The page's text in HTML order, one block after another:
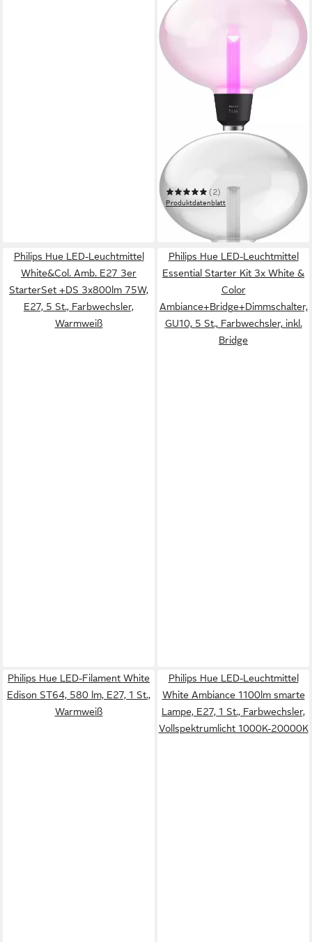
PHILIPS HUE
LED-Leuchtmittel White and
Ellipse 500lm
(2)
Produktdatenblatt
99,99 €
in 1-2 Werktagen bei dir
Philips Hue LED-Leuchtmittel
White&Col. Amb. E27 3er
StarterSet +DS 3x800lm 75W,
E27, 5 St., Farbwechsler,
Warmweiß
Philips Hue LED-Leuchtmittel
Essential Starter Kit 3x White &
Color
Ambiance+Bridge+Dimmschalter,
GU10, 5 St., Farbwechsler, inkl.
Bridge
Philips Hue LED-Filament White
Edison ST64, 580 lm, E27, 1 St.,
Warmweiß
Philips Hue LED-Leuchtmittel
White Ambiance 1100lm smarte
Lampe, E27, 1 St., Farbwechsler,
Vollspektrumlicht 1000K-20000K